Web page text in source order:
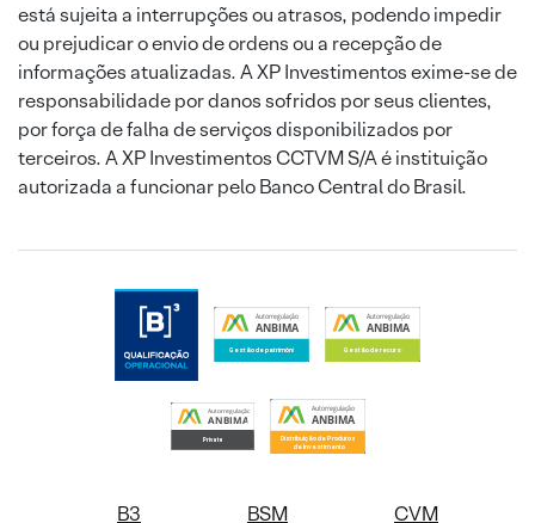
está sujeita a interrupções ou atrasos, podendo impedir
ou prejudicar o envio de ordens ou a recepção de
informações atualizadas. A XP Investimentos exime-se de
responsabilidade por danos sofridos por seus clientes,
por força de falha de serviços disponibilizados por
terceiros. A XP Investimentos CCTVM S/A é instituição
autorizada a funcionar pelo Banco Central do Brasil.
B3 BSM CVM